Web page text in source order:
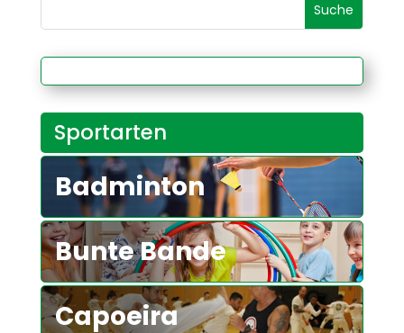
Sportarten
Badminton
Bunte Bande
Capoeira